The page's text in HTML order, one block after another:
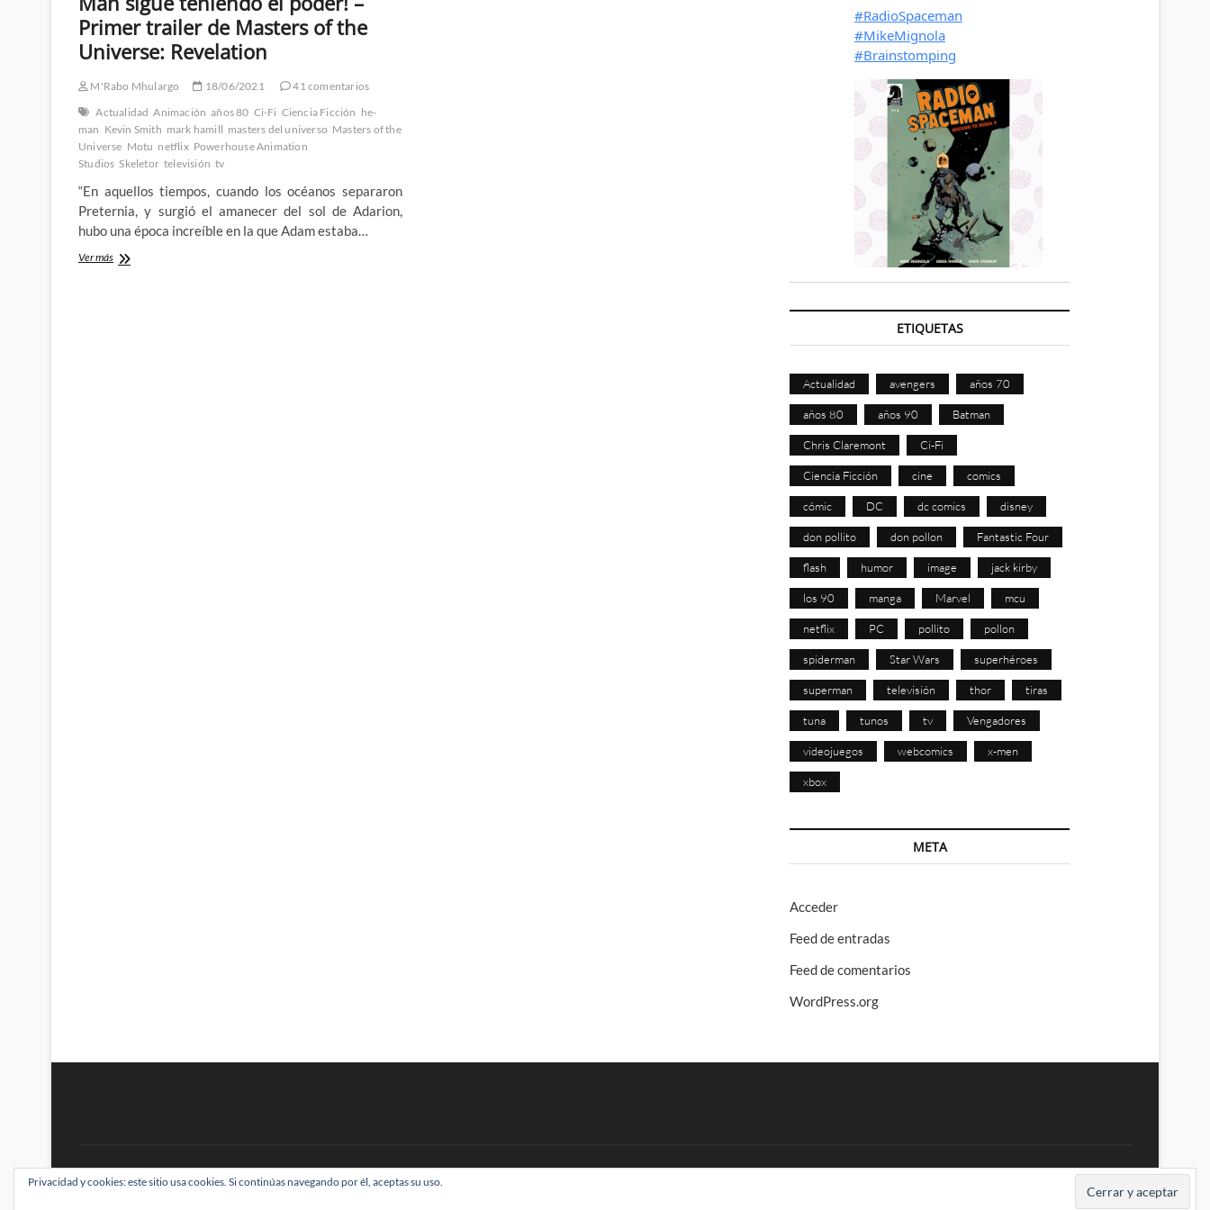
Primer trailer de Masters of the
Universe: Revelation
M'Rabo Mhulargo 18/06/2021
41 comentarios
Actualidad Animación años 80 Ci-Fi Ciencia Ficción he-
man Kevin Smith mark hamill masters del universo Masters of the
Universe Motu netflix Powerhouse Animation
Studios Skeletor televisión tv
“En aquellos tiempos, cuando los océanos separaron
Preternia, y surgió el amanecer del sol de Adarion,
hubo una época increíble en la que Adam estaba…
Ver más¡Por
ETIQUETAS
Actualidad avengers años 70
años 80 años 90 Batman
Chris Claremont Ci-Fi
Ciencia Ficción cine comics
cómic DC dc comics disney
don pollito don pollon Fantastic Four
flash humor image jack kirby
los 90 manga Marvel mcu
netflix PC pollito pollon
spiderman Star Wars superhéroes
superman televisión thor tiras
tuna tunos tv Vengadores
videojuegos webcomics x-men
xbox
META
Acceder
Feed de entradas
Feed de comentarios
WordPress.org
BRAINSTOMPING| Diseñado por:Theme Freesia|WordPress| © Todos los derechos reservados
Privacidad y cookies: este sitio usa cookies. Si continúas navegando por él, aceptas su uso.